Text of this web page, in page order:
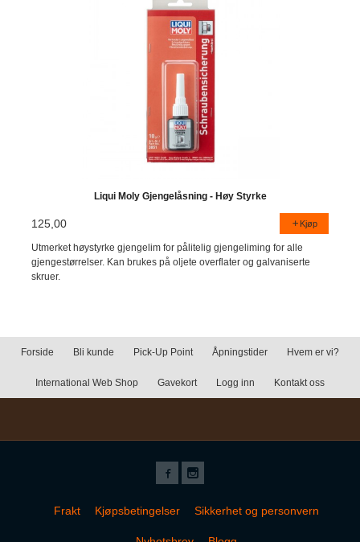
Liqui Moly Gjengelåsning - Høy Styrke
125,00 Kjøp
Utmerket høystyrke gjengelim for pålitelig gjengeliming for alle
gjengestørrelser. Kan brukes på oljete overflater og galvaniserte
skruer.
Forside Bli kunde Pick-Up Point Åpningstider Hvem er vi?
International Web Shop Gavekort Logg inn Kontakt oss
Frakt Kjøpsbetingelser Sikkerhet og personvern